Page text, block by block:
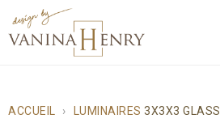
ACCUEIL LUMINAIRES 3X3X3 GLASS